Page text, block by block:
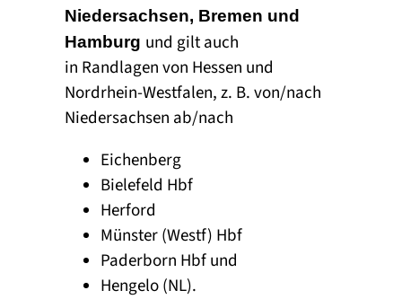
Niedersachsen, Bremen und
Hamburg und gilt auch
in Randlagen von Hessen und
Nordrhein-Westfalen, z. B. von/nach
Niedersachsen ab/nach
Eichenberg
Bielefeld Hbf
Herford
Münster (Westf) Hbf
Paderborn Hbf und
Hengelo (NL).